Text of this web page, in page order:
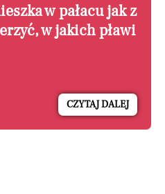
w pałacu jak z
w jakich pławi
CZYTAJ DALEJ